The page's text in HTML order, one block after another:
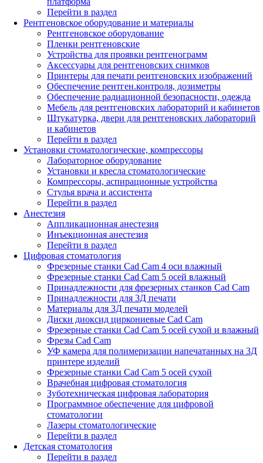
Перейти в раздел
Рентгеновское оборудование и материалы
Рентгеновское оборудование
Пленки рентгеновские
Устройства для проявки рентгенограмм
Аксессуары для рентгеновских снимков
Принтеры для печати рентгеновских изображений
Обеспечение рентген.контроля, дозиметры
Обеспечение радиационной безопасности, одежда
Мебель для рентгеновских лабораторий и кабинетов
Штукатурка, двери для рентгеновских лабораторий
и кабинетов
Перейти в раздел
Установки стоматологические, компрессоры
Лабораторное оборудование
Установки и кресла стоматологические
Компрессоры, аспирационные устройства
Стулья врача и ассистента
Перейти в раздел
Анестезия
Аппликационная анестезия
Инъекционная анестезия
Перейти в раздел
Цифровая стоматология
Фрезерные станки Cad Cam 4 оси влажный
Фрезерные станки Cad Cam 5 осей влажный
Принадлежности для фрезерных станков Cad Cam
Принадлежности для 3Д печати
Материалы для 3Д печати моделей
Диски диоксид циркониевые Cad Cam
Фрезерные станки Cad Cam 5 осей сухой и влажный
Фрезы Cad Cam
УФ камера для полимеризации напечатанных на 3Д
принтере изделий
Фрезерные станки Cad Cam 5 осей сухой
Врачебная цифровая стоматология
Зуботехническая цифровая лаборатория
Программное обеспечение для цифровой
стоматологии
Лазеры стоматологические
Перейти в раздел
Детская стоматология
Перейти в раздел